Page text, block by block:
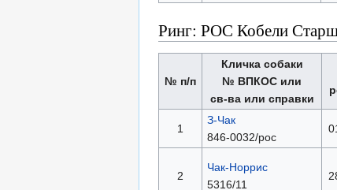
Ринг: РОС Кобели
№ п/п
Кличка собаки
№ ВПКОС или
св-ва или справки
1
З-Чак
846-0032/рос
2
Чак-Норрис
5316/11